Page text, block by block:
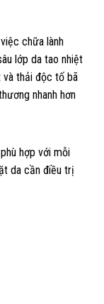
chữa lành
lớp da tao nhiệt
và thải độc tố bã
nhanh hơn
hợp với mỗi
da cần điều trị